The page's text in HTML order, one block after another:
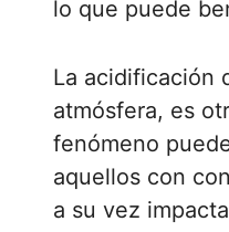
lo que puede
La acidificación
atmósfera, es
fenómeno
aquellos con
a su vez